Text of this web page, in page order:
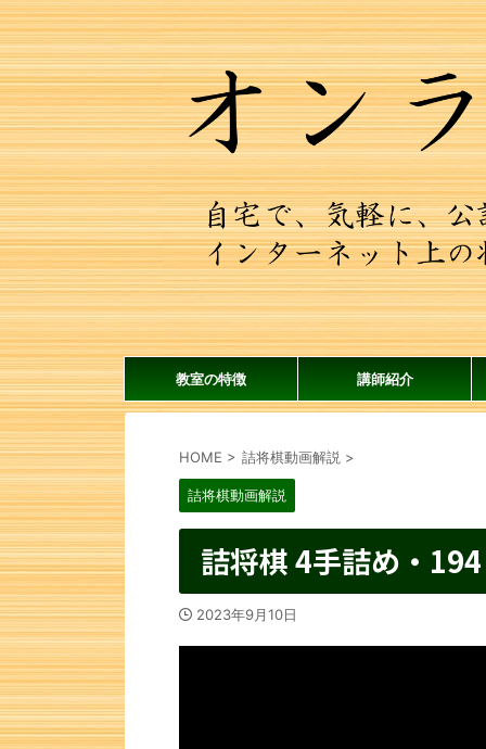
教室の特徴 講師紹介
HOME > 詰将棋動画解説 >
詰将棋動画解説
詰将棋 4手詰め・
2023年9月10日